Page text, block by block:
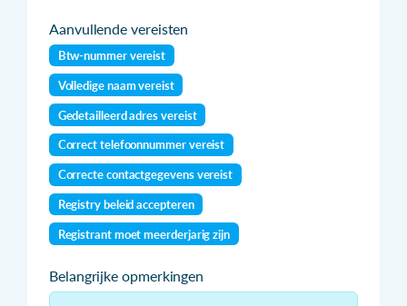
Aanvullende vereisten
Btw-nummer vereist
Volledige naam vereist
Gedetailleerd adres vereist
Correct telefoonnummer vereist
Correcte contactgegevens vereist
Registry beleid accepteren
Registrant moet meerderjarig zijn
Belangrijke opmerkingen